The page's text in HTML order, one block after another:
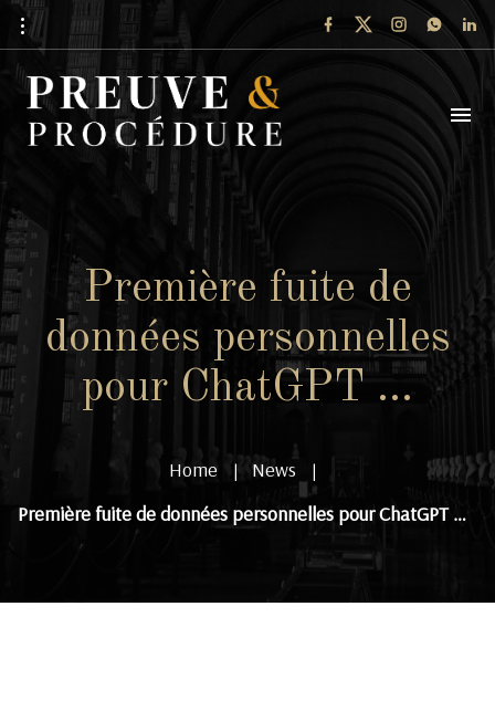
Première fuite de
données personnelles
pour ChatGPT …
Home | News |
Première fuite de données personnelles pour ChatGPT …